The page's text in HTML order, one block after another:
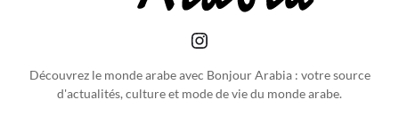
Découvrez le monde arabe avec Bonjour Arabia : votre source
d'actualités, culture et mode de vie du monde arabe.